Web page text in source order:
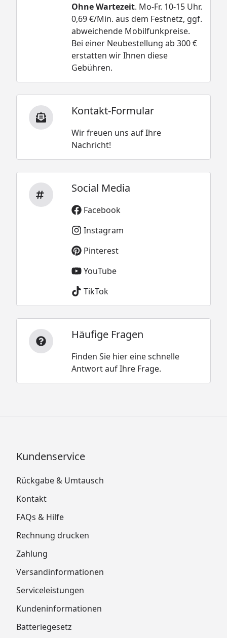
Ohne Wartezeit. Mo-Fr. 10-15 Uhr.
0,69 €/Min. aus dem Festnetz, ggf.
abweichende Mobilfunkpreise.
Bei einer Neubestellung ab 300 €
erstatten wir Ihnen diese
Gebühren.
Kontakt-Formular
Wir freuen uns auf Ihre
Nachricht!
Social Media
Facebook
Instagram
Pinterest
YouTube
TikTok
Häufige Fragen
Finden Sie hier eine schnelle
Antwort auf Ihre Frage.
Kundenservice
Rückgabe & Umtausch
Kontakt
FAQs & Hilfe
Rechnung drucken
Zahlung
Versandinformationen
Serviceleistungen
Kundeninformationen
Batteriegesetz